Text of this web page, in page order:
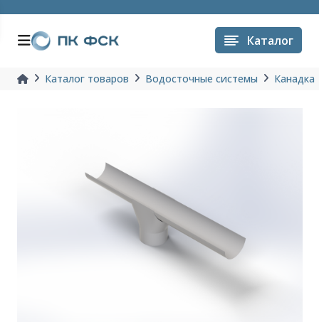
Каталог
Каталог товаров Водосточные системы Канадка